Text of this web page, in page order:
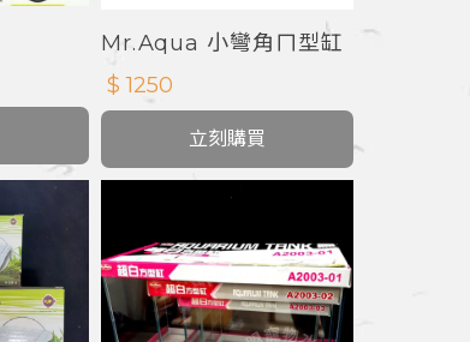
Mr.Aqua 小彎角ㄇ型缸
$ 1250
立刻購買